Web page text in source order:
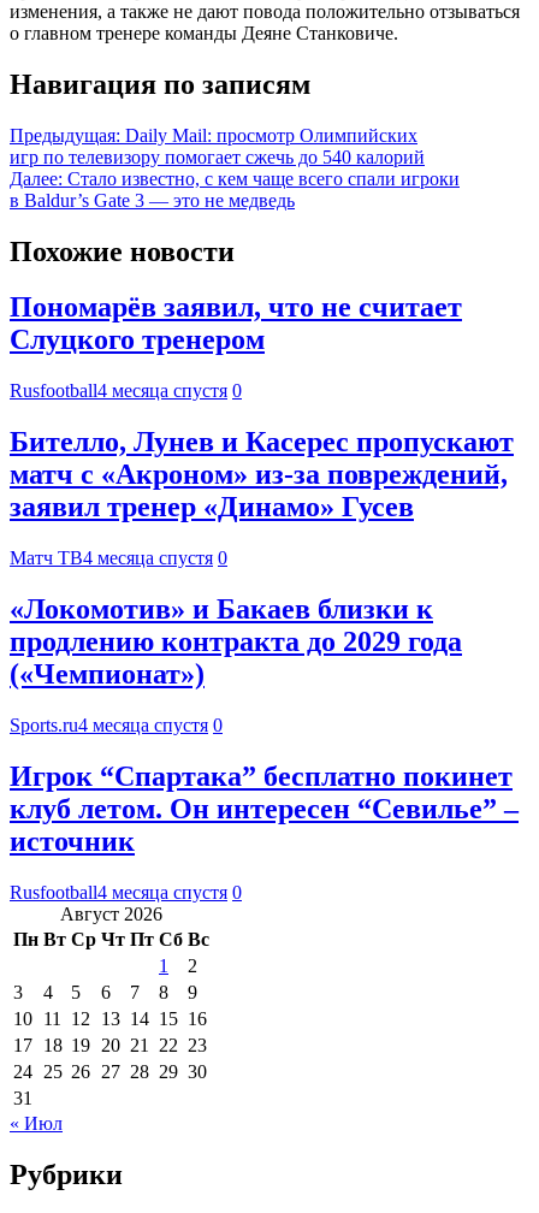
изменения, а также не дают повода положительно отзываться
о главном тренере команды Деяне Станковиче.
Навигация по записям
Предыдущая: Daily Mail: просмотр Олимпийских
игр по телевизору помогает сжечь до 540 калорий
Далее: Стало известно, с кем чаще всего спали игроки
в Baldur’s Gate 3 — это не медведь
Похожие новости
Пономарёв заявил, что не считает
Слуцкого тренером
Rusfootball4 месяца спустя 0
Бителло, Лунев и Касерес пропускают
матч с «Акроном» из‑за повреждений,
заявил тренер «Динамо» Гусев
Матч ТВ4 месяца спустя 0
«Локомотив» и Бакаев близки к
продлению контракта до 2029 года
(«Чемпионат»)
Sports.ru4 месяца спустя 0
Игрок “Спартака” бесплатно покинет
клуб летом. Он интересен “Севилье” –
источник
Rusfootball4 месяца спустя 0
Август 2026
Пн Вт Ср Чт Пт Сб Вс
1
2
3
4 5 6 7 8
9
10 11 12 13 14 15 16
17 18 19 20 21 22 23
24 25 26 27 28 29 30
31
« Июл
Рубрики